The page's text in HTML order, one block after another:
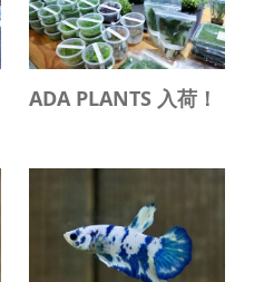
ADA PLANTS 入荷！